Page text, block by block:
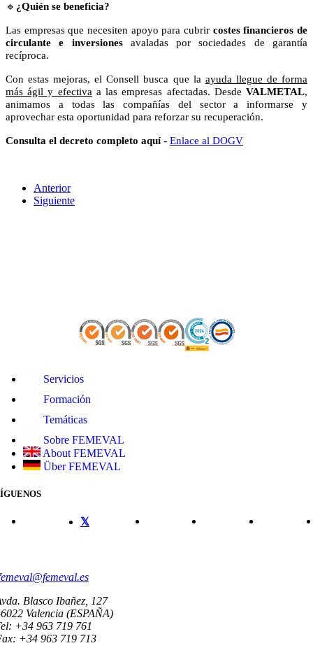
🔹 ¿Quién se beneficia?
Las empresas que necesiten apoyo para cubrir costes financieros de
circulante e inversionesavaladas por sociedades de garantía
recíproca.
Con estas mejoras, el Consell busca que la ayuda llegue de forma
más ágil y efectivaa las empresas afectadas. DesdeVALMETAL,
animamos a todas las compañías del sector a informarse y
aprovechar esta oportunidad para reforzar su recuperación.
Consulta el decreto completo aquí- Enlace al DOGV
Anterior
Siguiente
Servicios
Formación
Temáticas
Sobre FEMEVAL
About FEMEVAL
Über FEMEVAL
Blasco Ibañez, 127
Valencia (ESPAÑA)
+34 963 719 761
+34 963 719 713